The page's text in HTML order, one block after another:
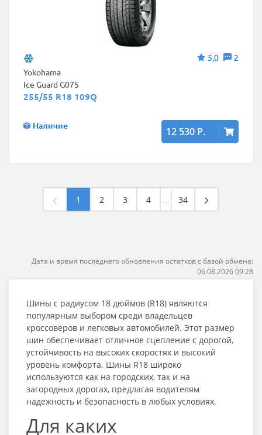
5,0
2
Yokohama
Ice Guard G075
255/55 R18 109Q
Наличие 12 530 Р.
1 2 3 4 ... 34
Дата и время последнего обновления остатков с базой обмена:
06.08.2026 09:28
Шины с радиусом 18 дюймов (R18) являются
популярным выбором среди владельцев
кроссоверов и легковых автомобилей. Этот размер
шин обеспечивает отличное сцепление с дорогой,
устойчивость на высоких скоростях и высокий
уровень комфорта. Шины R18 широко
используются как на городских, так и на
загородных дорогах, предлагая водителям
надежность и безопасность в любых условиях.
Для каких